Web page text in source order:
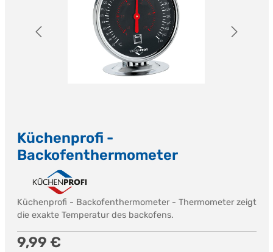
Küchenprofi -
Backofenthermometer
Küchenprofi - Backofenthermometer - Thermometer zeigt
die exakte Temperatur des backofens.
Regulärer Preis:
9,99 €